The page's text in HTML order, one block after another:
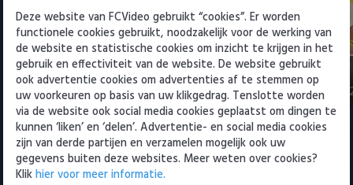
PEC Zwolle
PSV
Roda JC
SC Heerenveen
Sparta
NEC-directeur over transfer Sano
naar PSV: 'Afspraken gesch…
9 augustus 2026 12:25
Sittard 2-2
8 augustus
Meest bekeken
Deze website van FCVideo gebruikt “cookies”. Er worden
functionele cookies gebruikt, noodzakelijk voor de werking van
de website en statistische cookies om inzicht te krijgen in het
gebruik en effectiviteit van de website. De website gebruikt
ook advertentie cookies om advertenties af te stemmen op
uw voorkeuren op basis van uw klikgedrag. Tenslotte worden
via de website ook social media cookies geplaatst om dingen te
kunnen ‘liken’ en ‘delen’. Advertentie- en social media cookies
zijn van derde partijen en verzamelen mogelijk ook uw
gegevens buiten deze websites. Meer weten over cookies?
Klikhier voor meer informatie.